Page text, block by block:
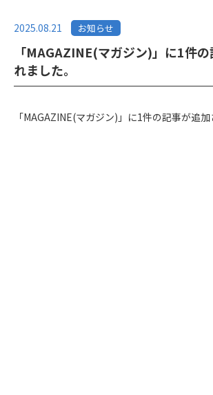
2025.08.21 お知らせ
「MAGAZINE(マガジン)」に1件
れました。
「MAGAZINE(マガジン) 」に1件の記事が追加